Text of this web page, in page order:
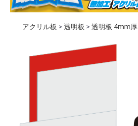
アクリル板 > 透明板 > 透明板 4mm厚